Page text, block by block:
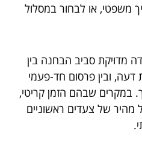
משפטי, או לבחור במסלול
מדויקת סביב הבחנה בין
דעה, ובין פרסום חד-פעמי
במקרים שבהם הזמן קריטי,
מהיר של צעדים ראשוניים